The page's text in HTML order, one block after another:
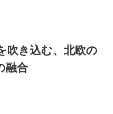
吹き込む、北欧の
融合